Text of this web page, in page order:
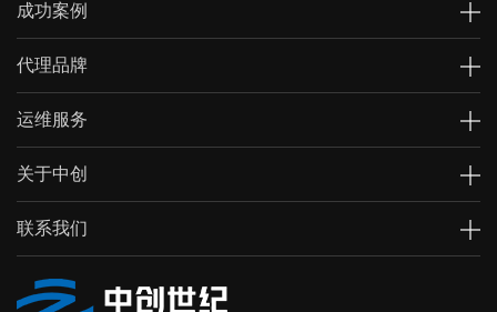
成功案例
代理品牌
运维服务
关于中创
联系我们